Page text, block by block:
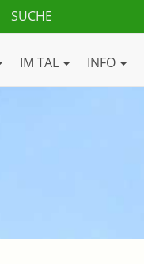
IM TAL INFO